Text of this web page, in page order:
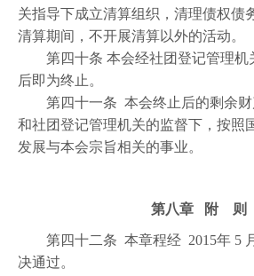
关指导下成立清算组织，清理债权债
清算期间，不开展清算以外的活动。
第四十条 本会经社团登记管理机
后即为终止。
第四十一条 本会终止后的剩余财
和社团登记管理机关的监督下，按照
发展与本会宗旨相关的事业。
第八章 附 则
第四十二条 本章程经 2015年 5
决通过。